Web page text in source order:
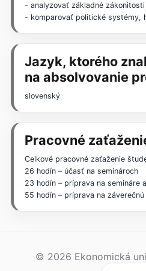
- analyzovať základné
- komparovať politické systémy,
Jazyk, ktorého
na absolvovanie
slovenský
Pracovné
Celkové pracovné zaťaženie
26 hodín – účasť na seminároch
23 hodín – príprava na semináre
55 hodín – príprava na
© 2026 Ekonomická